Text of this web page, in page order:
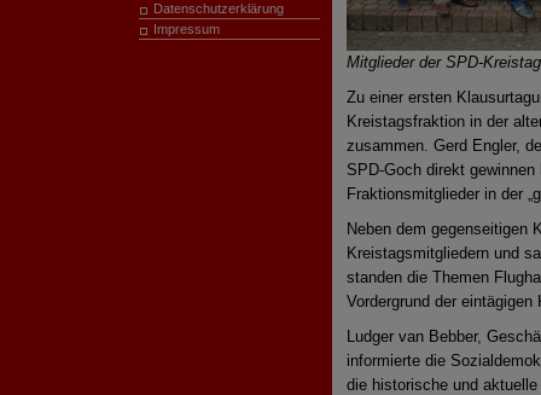
Datenschutzerklärung
Impressum
Mitglieder der SPD-
Zu einer ersten
Kreistagsfraktion in der
zusammen. Gerd Engler,
SPD-Goch direkt
Fraktionsmitglieder in der
Neben dem gegenseitigen
Kreistagsmitgliedern und
standen die Themen
Vordergrund der eintägigen
Ludger van Bebber,
informierte die
die historische und